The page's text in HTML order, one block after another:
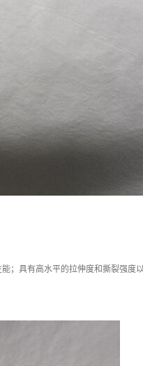
；具有高水平的拉伸度和撕裂强度